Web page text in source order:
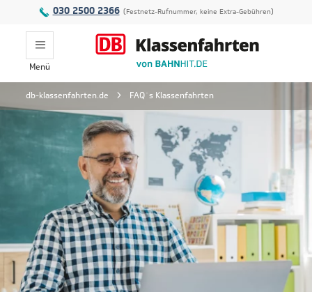
Menü
030 2500 2366 (Festnetz-Rufnummer, keine Extra-Gebühren)
db-klassenfahrten.de FAQ´s Klassenfahrten